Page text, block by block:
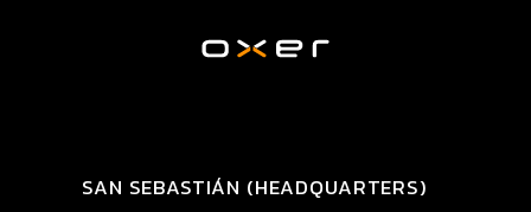
SAN SEBASTIÁN (HEADQUARTERS)